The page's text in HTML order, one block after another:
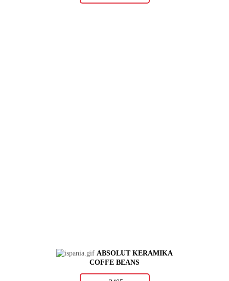
ABSOLUT KERAMIKA
COFFE BEANS